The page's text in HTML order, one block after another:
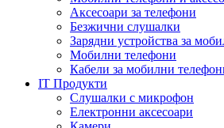
Аксесоари за телефони
Безжични слушалки
Зарядни устройства за
Мобилни телефони
Кабели за мобилни
IT Продукти
Слушалки с микрофон
Електронни аксесоари